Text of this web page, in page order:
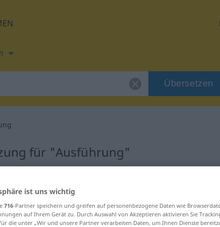
Übersetzen
für "Ausführung"
ist uns wichtig
716-Partner speichern und greifen auf personenbezogene Daten wie
auf Ihrem Gerät zu. Durch Auswahl von Akzeptieren aktivieren Sie
die unter „Wir und unsere Partner verarbeiten Daten, um Ihnen Dienste